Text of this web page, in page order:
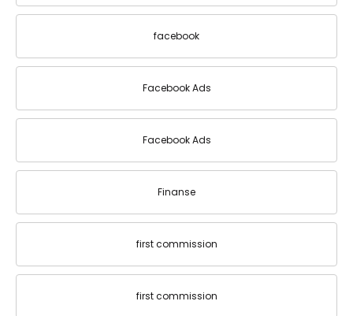
facebook
Facebook Ads
Facebook Ads
Finanse
first commission
first commission